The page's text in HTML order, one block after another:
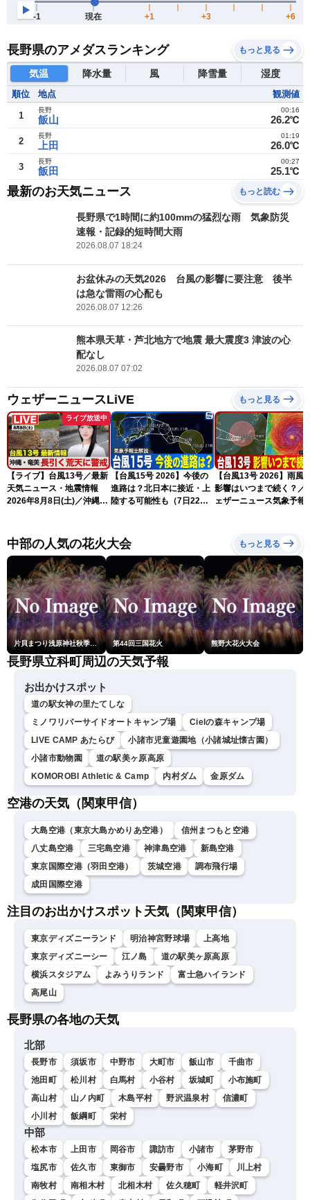
長野県のアメダスランキング もっと見る
気温 降水量 風 降雪量 湿度
順位 地点 観測値
1 飯山
長野
26.2℃
00:16
2 上田
長野
26.0℃
01:19
3 飯田
長野
25.1℃
00:27
最新のお天気ニュース もっと読む
長野県で1時間に約100mmの猛烈な雨 気象防災
速報・記録的短時間大雨
2026.08.07 18:24
お盆休みの天気2026 台風の影響に要注意 後半
は急な雷雨の心配も
2026.08.07 12:26
熊本県天草・芦北地方で地震 最大震度3 津波の心
配なし
2026.08.07 07:02
ウェザーニュースLiVE もっと見る
ライブ放送中
【ライブ】台風13号／最新
天気ニュース・地震情報
2026年8月8日(土)／沖縄・
〈ウェザーニュースLiVEモ
ーニング・松本真央／山口
剛央〉
【台風15号 2026】今後の
進路は？北日本に接近・上
陸する可能性も（7日22時
【台風13号 2026】雨風
影響はいつまで続く？／
ェザーニュース気象予報
中部の人気の花火大会 もっと見る
片貝まつり浅原神社秋季例大祭奉納大煙火 第44回三国花火 熊野大花火大会
長野県立科町周辺の天気予報
お出かけスポット
道の駅女神の里たてしな
ミノワリバーサイドオートキャンプ場
Cielの森キャンプ場
LIVE CAMP あたらび
小諸市児童遊園地（小諸城址懐古園）
小諸市動物園
道の駅美ヶ原高原
KOMOROBI Athletic & Camp
内村ダム 金原ダム
空港の天気（関東甲信）
大島空港（東京大島かめりあ空港）
信州まつもと空港
八丈島空港
三宅島空港 神津島空港
新島空港
東京国際空港（羽田空港）
茨城空港
調布飛行場
成田国際空港
注目のお出かけスポット天気（関東甲信）
東京ディズニーランド 明治神宮野球場
上高地
東京ディズニーシー
江ノ島
道の駅美ヶ原高原
横浜スタジアム
よみうりランド
富士急ハイランド
高尾山
長野県の各地の天気
北部
長野市 須坂市 中野市 大町市 飯山市
千曲市
池田町
松川村 白馬村 小谷村 坂城町
小布施町
高山村
山ノ内町 木島平村 野沢温泉村
信濃町
小川村
飯綱町 栄村
中部
松本市 上田市 岡谷市 諏訪市 小諸市
茅野市
塩尻市
佐久市 東御市 安曇野市 小海町
川上村
南牧村
南相木村 北相木村 佐久穂町
軽井沢町